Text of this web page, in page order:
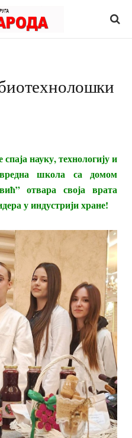
науку, технологију и
школа са домом
отвара своја врата
у индустрији хране!